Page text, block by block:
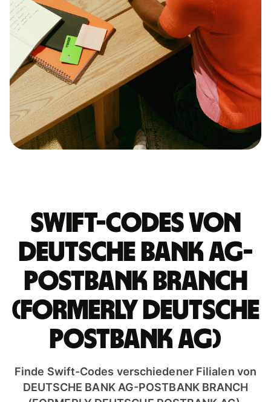
Swift-Codes von
DEUTSCHE BANK AG-
POSTBANK BRANCH
(FORMERLY DEUTSCHE
POSTBANK AG)
Finde Swift-Codes verschiedener Filialen von
DEUTSCHE BANK AG-POSTBANK BRANCH